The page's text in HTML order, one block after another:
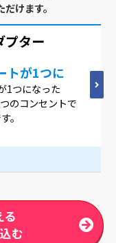
けます。
プター
トが1つに
1つになった
のコンセントで
。
る
む